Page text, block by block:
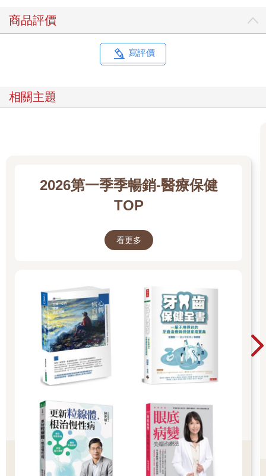
言，呼吸法確實很奇妙。或者，就像我太太的出現，對我來說很
神奇夢幻一樣。話說回來，呼吸法絕非神話、或精靈魔法般的憑
呼吸法的練習，可追溯至數千年前，但呼吸與心理及生理健康方
面的科學連結，則要追溯至美國南北戰爭時期，達科斯塔醫生
科斯塔醫生觀察到有三百名士兵，出現了1900年代早期被命名為
「過度換氣症候群」（hyper-ventilation syndrome）的症狀，這
病。到今天為止，有大量研究證實了呼吸對整體健康的影響（無
論好壞）、讓人能有意識地去影響自律神經系統，還能透過呼吸
來緩解情緒焦慮。這些關於呼吸機制的科學成果，讓我們有機會
如今，作為一種訓練方式的呼吸法，正蓬勃發展。當然，在這個
新興領域，也出現了多種聲音。許多流派都非常棒，但也有很多
主張過於浮誇，甚至出現虛偽不實的謊言。就像沒有神奇藥丸能
讓人瞬間變身萬人迷，自然沒有任何呼吸方法，能保證你這輩子
再也不會生病，再也不會傷心，再也不會遇到壞事。
呼吸法不能改變你的人生，但在你領略到其中的原理後，你就能
享受有創造力與自信的心態，做出積極的行為。唯有自主的行
動，才能帶領我們踏向更美好的人生。這是完整的呼吸法，所能
給予我們的美好餽贈。事實上，倘若我在生命的早期，就懂得理
解自己的感受，並透過呼吸技巧來調節情緒，那些因為恐懼失敗
自2016 年起，我成為專業的呼吸工作者，為世界各地、被一連串
現代病纏身者（問題的根源，與近乎所有現代人都會遭遇到的脫
節有關），進行訓練。而我培訓過一線的急救人員、公司執行
長、運動員、戒毒者與各行各業的人士──所有人都值得與真實的
自我連結，以更深入了解自己，表現得更周全、自信且專注。本
書帶給讀者的，就是同樣一套的訓練內容。我由衷期盼每一位讀
商品評價
寫評價
相關主題
2026第一季季暢銷-醫療保健
TOP
看更多